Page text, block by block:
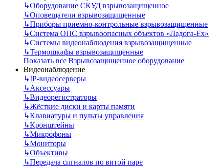
↳Оборудование СКУД взрывозащищенное
↳Оповещатели взрывозащищенные
↳Приборы приемно-контрольные взрывозащищенные
↳Система ОПС взрывоопасных объектов «Ладога-Ex»
↳Системы видеонаблюдения взрывозащищенные
↳Термошкафы взрывозащищенные
Показать все Взрывозащищенное оборудование
Видеонаблюдение
↳IP-видеосерверы
↳Аксессуары
↳Видеорегистраторы
↳Жёсткие диски и карты памяти
↳Клавиатуры и пульты управления
↳Кронштейны
↳Микрофоны
↳Мониторы
↳Объективы
↳Передача сигналов по витой паре